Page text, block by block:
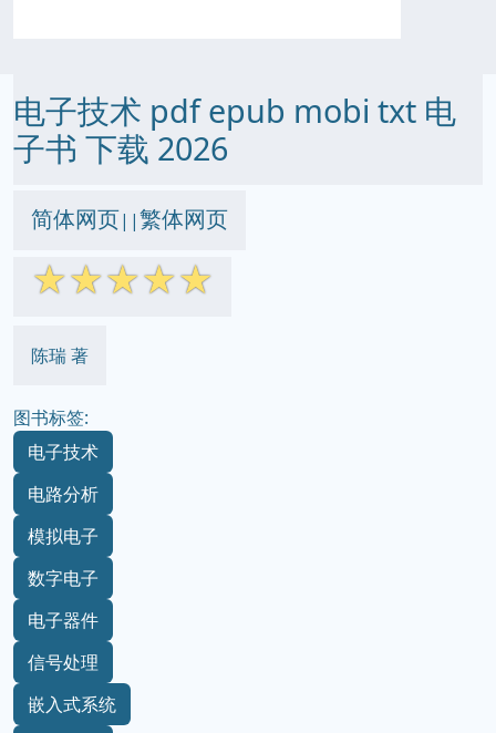
电子技术 pdf epub mobi txt 电
子书 下载 2026
简体网页||繁体网页
☆☆☆☆☆
陈瑞 著
图书标签:
电子技术
电路分析
模拟电子
数字电子
电子器件
信号处理
嵌入式系统